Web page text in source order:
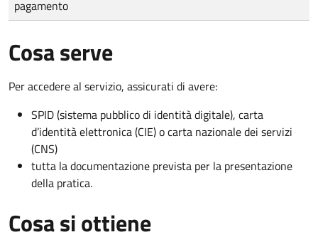
pagamento
Cosa serve
Per accedere al servizio, assicurati di avere:
SPID (sistema pubblico di identità digitale), carta
d’identità elettronica (CIE) o carta nazionale dei servizi
(CNS)
tutta la documentazione prevista per la presentazione
della pratica.
Cosa si ottiene